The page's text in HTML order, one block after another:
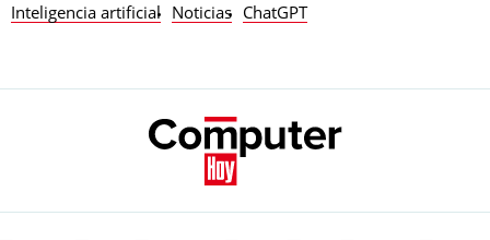
Inteligencia artificial Noticias ChatGPT